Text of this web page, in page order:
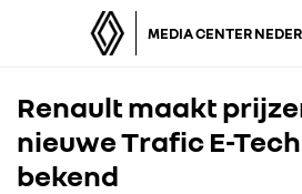
MEDIA CENTER
Renault maakt
nieuwe Trafic E-
bekend